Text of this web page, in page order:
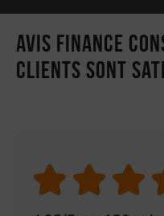
Avis Finance
clients sont